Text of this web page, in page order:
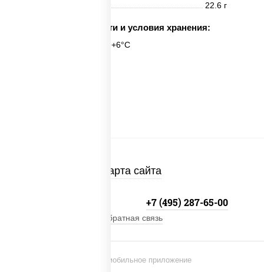
22.6 г
Срок годности и условия хранения:
6 часов при t° от +2°C до +6°C
Карта сайта
Установи мобильное приложение
+7 (495) 287-65-00
Обратная связь